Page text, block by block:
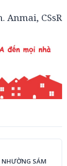
Anmai, CSsR
NHƯỜNG SÁM